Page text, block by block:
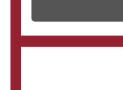
配送でも簡単&安全
す。